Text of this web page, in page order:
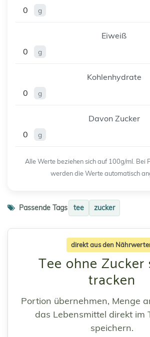
0
g
Eiweiß
0
g
Kohlenhydrate
0
g
Davon Zucker
0
g
Alle Werte beziehen sich auf 100g/ml. Bei
werden die Werte automatisch
Passende Tags tee zucker
direkt aus den
Tee ohne
tracken
Portion übernehmen, Menge
das Lebensmittel direkt im
speichern.